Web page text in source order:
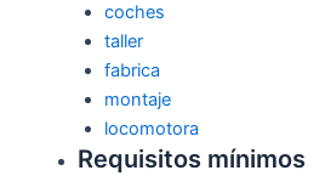
coches
taller
fabrica
montaje
locomotora
Requisitos mínimos